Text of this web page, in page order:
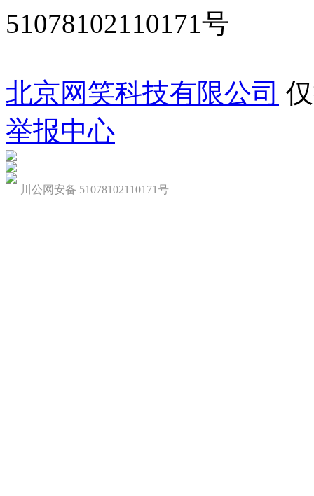
51078102110171号
北京网笑科技有限公司
举报中心
川公网安备 51078102110171号